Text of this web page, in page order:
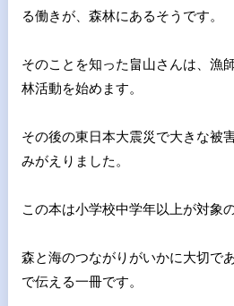
る働きが、森林にあるそうです。
そのことを知った畠山さんは、漁
林活動を始めます。
その後の東日本大震災で大きな被
みがえり ました。
この本は小学校中学年以上が対象
森と海のつながりがいかに大切で
で伝える一冊です。